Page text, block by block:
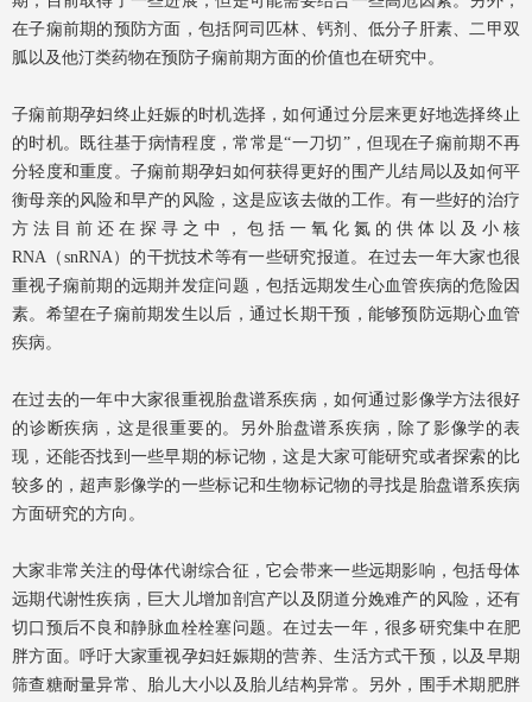
在子痫前期的预防方面，包括阿司匹林、钙剂、低分子肝素、二甲双
胍以及他汀类药物在预防子痫前期方面的价值也在研究中。
子痫前期孕妇终止妊娠的时机选择，如何通过分层来更好地选择终止
的时机。既往基于病情程度，常常是“一刀切”，但现在子痫前期不再
分轻度和重度。子痫前期孕妇如何获得更好的围产儿结局以及如何平
衡母亲的风险和早产的风险，这是应该去做的工作。有一些好的治疗
方法目前还在探寻之中，包括一氧化氮的供体以及小核
RNA（snRNA）的干扰技术等有一些研究报道。在过去一年大家也很
重视子痫前期的远期并发症问题，包括远期发生心血管疾病的危险因
素。希望在子痫前期发生以后，通过长期干预，能够预防远期心血管
疾病。
在过去的一年中大家很重视胎盘谱系疾病，如何通过影像学方法很好
的诊断疾病，这是很重要的。另外胎盘谱系疾病，除了影像学的表
现，还能否找到一些早期的标记物，这是大家可能研究或者探索的比
较多的，超声影像学的一些标记和生物标记物的寻找是胎盘谱系疾病
方面研究的方向。
大家非常关注的母体代谢综合征，它会带来一些远期影响，包括母体
远期代谢性疾病，巨大儿增加剖宫产以及阴道分娩难产的风险，还有
切口预后不良和静脉血栓栓塞问题。在过去一年，很多研究集中在肥
胖方面。呼吁大家重视孕妇妊娠期的营养、生活方式干预，以及早期
筛查糖耐量异常、胎儿大小以及胎儿结构异常。另外，围手术期肥胖